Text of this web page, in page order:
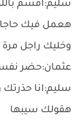
سليم:أقسم
هعمل فيك
وخليك راجل
عثمان:حضر نفسك
سليم:انا
هقولك سيبها